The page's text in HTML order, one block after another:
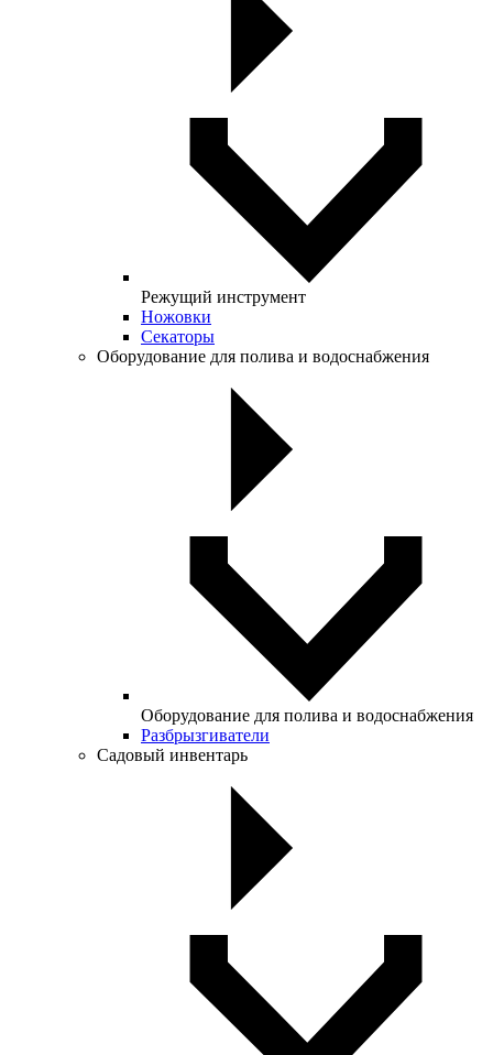
Режущий инструмент
Ножовки
Секаторы
Оборудование для полива и водоснабжения
Оборудование для полива и водоснабжения
Разбрызгиватели
Садовый инвентарь